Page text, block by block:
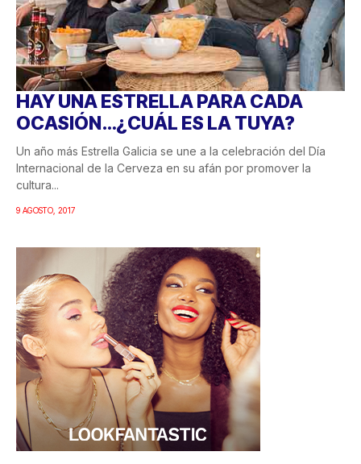
HAY UNA ESTRELLA PARA CADA
OCASIÓN…¿CUÁL ES LA TUYA?
Un año más Estrella Galicia se une a la celebración del Día
Internacional de la Cerveza en su afán por promover la
cultura...
9 AGOSTO, 2017